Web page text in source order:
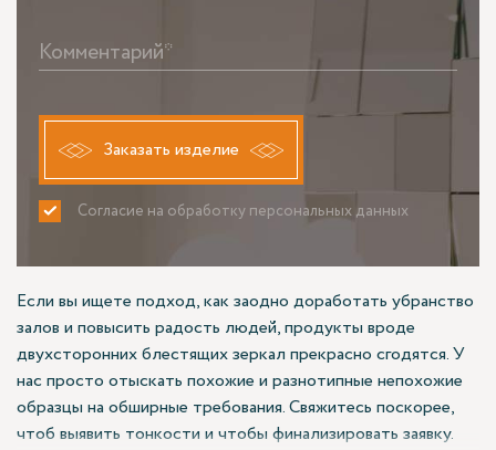
Комментарий*
Заказать изделие
Согласие на обработку персональных данных
ПРИНИМАЮ НЕ ПРИНИМАЮ
Если вы ищете подход, как заодно доработать убранство
залов и повысить радость людей, продукты вроде
двухсторонних блестящих зеркал прекрасно сгодятся. У
нас просто отыскать похожие и разнотипные непохожие
образцы на обширные требования. Свяжитесь поскорее,
чтоб выявить тонкости и чтобы финализировать заявку.